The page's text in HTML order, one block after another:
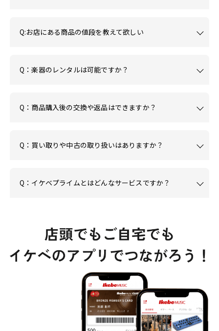
Q:お店にある商品の値段を教えて欲しい
Q：楽器のレンタルは可能ですか？
Q：商品購入後の交換や返品はできますか？
Q：買い取りや中古の取り扱いはありますか？
Q：イケベプライムとはどんなサービスですか？